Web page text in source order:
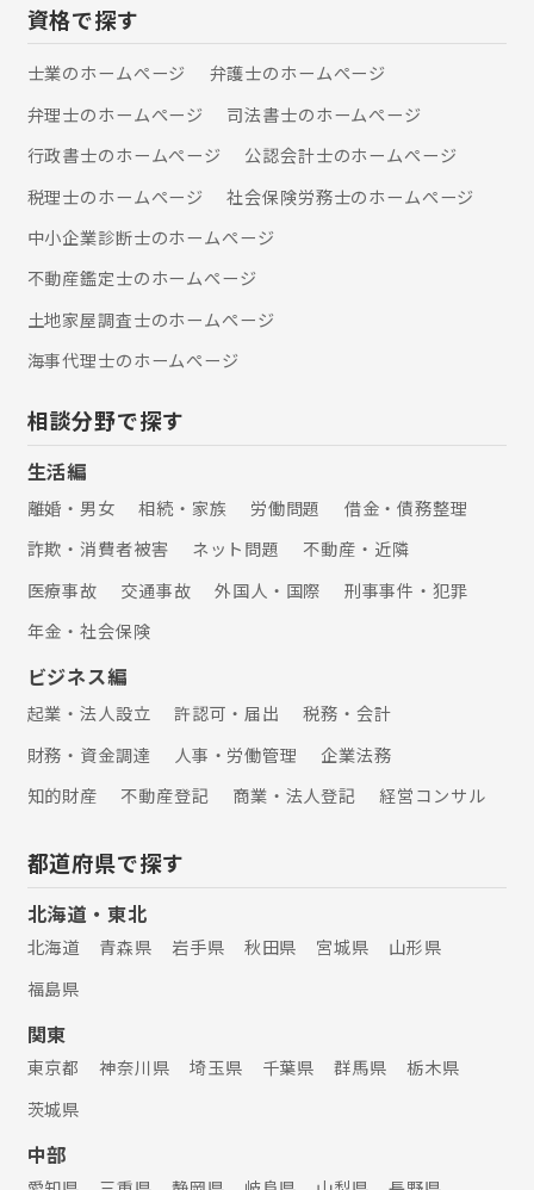
資格で探す
士業のホームぺージ
弁護士のホームぺージ
弁理士のホームぺージ
司法書士のホームぺージ
行政書士のホームぺージ
公認会計士のホームぺージ
税理士のホームぺージ
社会保険労務士のホームぺージ
中小企業診断士のホームぺージ
不動産鑑定士のホームぺージ
土地家屋調査士のホームぺージ
海事代理士のホームぺージ
相談分野で探す
生活編
離婚・男女 相続・家族 労働問題
借金・債務整理
詐欺・消費者被害
ネット問題
不動産・近隣
医療事故
交通事故 外国人・国際
刑事事件・犯罪
年金・社会保険
ビジネス編
起業・法人設立 許認可・届出
税務・会計
財務・資金調達
人事・労働管理
企業法務
知的財産
不動産登記 商業・法人登記 経営コンサル
都道府県で探す
北海道・東北
北海道 青森県 岩手県 秋田県 宮城県
山形県
福島県
関東
東京都 神奈川県 埼玉県 千葉県 群馬県
栃木県
茨城県
中部